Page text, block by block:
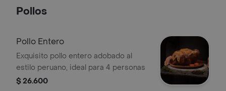
Pollos
Pollo Entero
Exquisito pollo entero adobado al
estilo peruano, ideal para 4 personas
$ 26.600